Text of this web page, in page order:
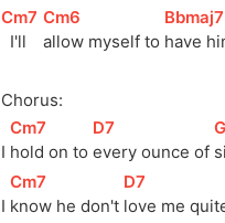
[
Cm7 ]
  I'll
[
Cm6
allow myself to
[Bbmaj7
have
Chorus:
I
[
Cm7
hold on to
[D7
every ounce of
[
I
[
Cm7
know he don't
[D7
love me